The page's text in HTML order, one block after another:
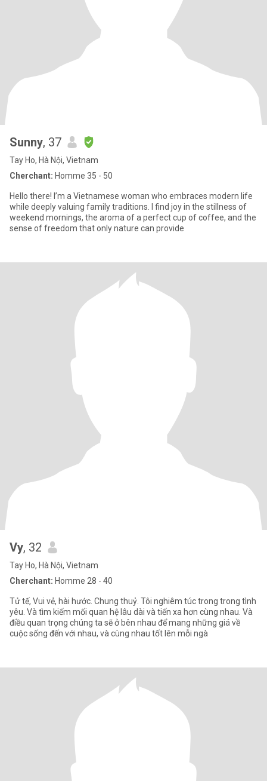
Sunny, 37
Tay Ho, Hà Nội, Vietnam
Cherchant: Homme 35 - 50
Hello there! I’m a Vietnamese woman who embraces modern life
while deeply valuing family traditions. I find joy in the stillness of
weekend mornings, the aroma of a perfect cup of coffee, and the
sense of freedom that only nature can provide
Vy, 32
Tay Ho, Hà Nội, Vietnam
Cherchant: Homme 28 - 40
Tử tế, Vui vẻ, hài hước. Chung thuỷ. Tôi nghiêm túc trong trong tình
yêu. Và tìm kiếm mối quan hệ lâu dài và tiến xa hơn cùng nhau. Và
điều quan trọng chúng ta sẽ ở bên nhau để mang những giá về
cuộc sống đến với nhau, và cùng nhau tốt lên mỗi ngà